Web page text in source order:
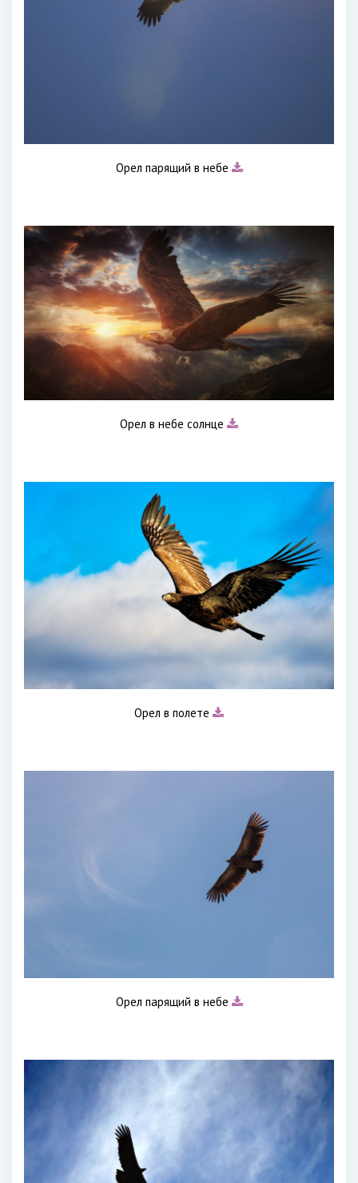
Орел парящий в небе
Орел в небе солнце
Орел в полете
Орел парящий в небе